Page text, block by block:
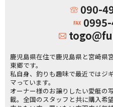
090-
鹿児島県在住で鹿児島県と宮崎県
東郷です。
私自身、釣りも趣味で最近ではジ
マっています。
オーナー様のお譲りしたい愛艇の
載。全国のスタッフと共に購入希